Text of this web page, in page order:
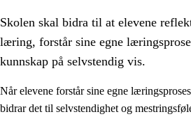
Skolen skal bidra til at elevene
læring, forstår sine egne
kunnskap på selvstendig vis.
Når elevene forstår sine egne
bidrar det til selvstendighet og